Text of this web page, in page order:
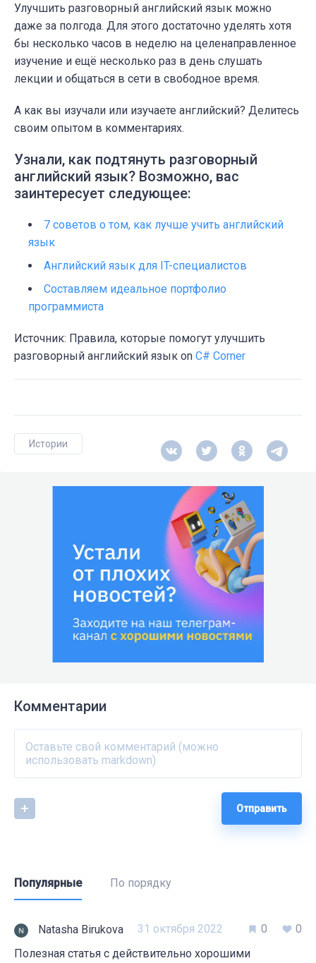
Улучшить разговорный английский язык можно
даже за полгода. Для этого достаточно уделять хотя
бы несколько часов в неделю на целенаправленное
изучение и ещё несколько раз в день слушать
лекции и общаться в сети в свободное время.
А как вы изучали или изучаете английский? Делитесь
своим опытом в комментариях.
Узнали, как подтянуть разговорный
английский язык? Возможно, вас
заинтересует следующее:
7 советов о том, как лучше учить английский
язык
Английский язык для IT-специалистов
Составляем идеальное портфолио
программиста
Источник: Правила, которые помогут улучшить
разговорный английский язык on C# Corner
Истории
Комментарии
Отправить
Популярные По порядку
Natasha Birukova 31 октября 2022 0
0
Полезная статья с действительно хорошими